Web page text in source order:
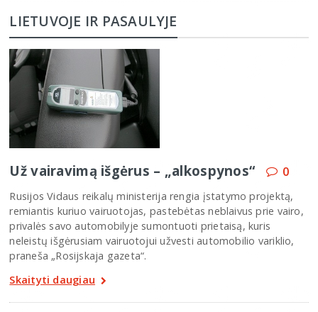
LIETUVOJE IR PASAULYJE
Už vairavimą išgėrus – „alkospynos“ 0
Rusijos Vidaus reikalų ministerija rengia įstatymo projektą,
remiantis kuriuo vairuotojas, pastebėtas neblaivus prie vairo,
privalės savo automobilyje sumontuoti prietaisą, kuris
neleistų išgėrusiam vairuotojui užvesti automobilio variklio,
praneša „Rosijskaja gazeta“.
Skaityti daugiau